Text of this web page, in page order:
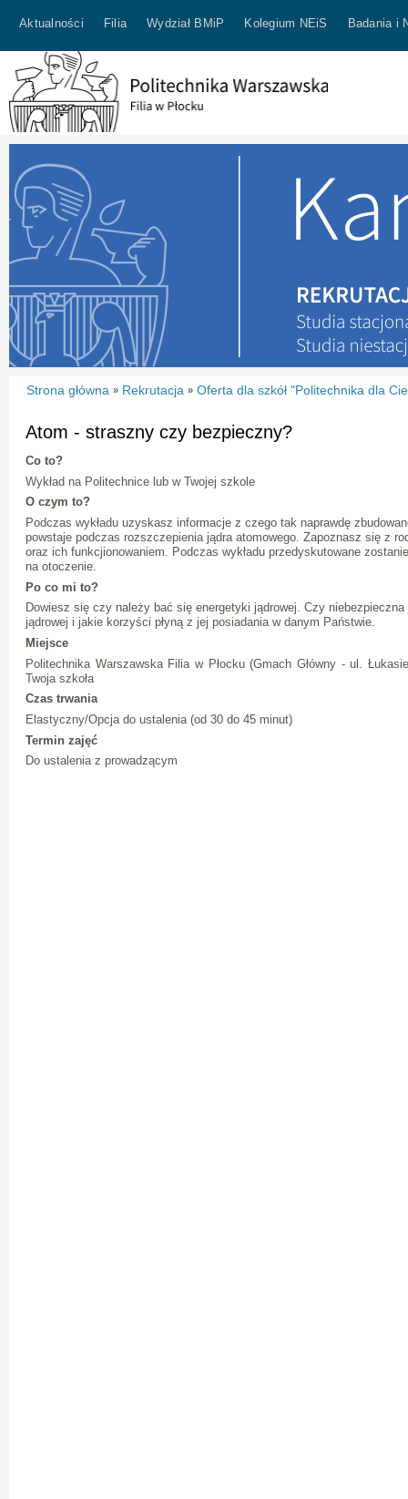
Aktualności Filia Wydział BMiP Kolegium NEiS Badania i
Strona główna » Rekrutacja » Oferta dla szkół "Politechnika dla
Atom - straszny czy bezpieczny?
Co to?
Wykład na Politechnice lub w Twojej szkole
O czym to?
Podczas wykładu uzyskasz informacje z czego tak naprawdę
powstaje podczas rozszczepienia jądra atomowego. Zapoznasz się z
oraz ich funkcjionowaniem. Podczas wykładu przedyskutowane
na otoczenie.
Po co mi to?
Dowiesz się czy należy bać się energetyki jądrowej. Czy
jądrowej i jakie korzyści płyną z jej posiadania w danym Państwie.
Miejsce
Politechnika Warszawska Filia w Płocku (Gmach Główny - ul.
Twoja szkoła
Czas trwania
Elastyczny/Opcja do ustalenia (od 30 do 45 minut)
Termin zajęć
Do ustalenia z prowadzącym